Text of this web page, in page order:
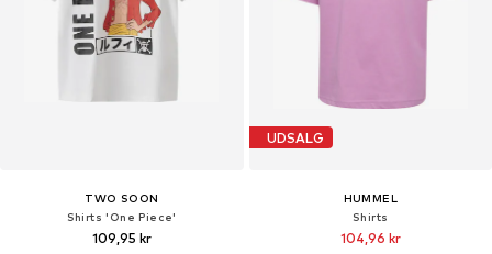
TWO SOON
Shirts 'One Piece'
109,95 kr
UDSALG
HUMMEL
Shirts
104,96 kr